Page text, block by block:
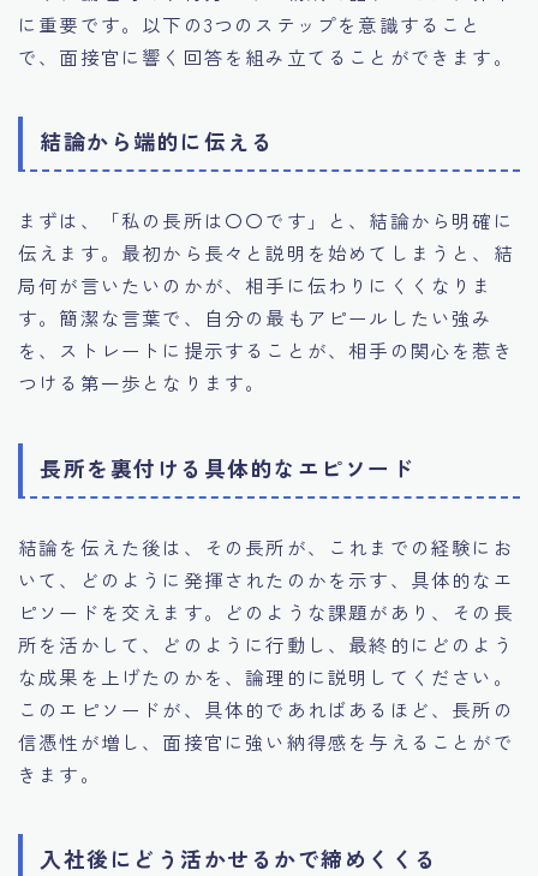
に重要です。以下の3つのステップを意識すること
で、面接官に響く回答を組み立てることができます。
結論から端的に伝える
まずは、「私の長所は〇〇です」と、結論から明確に
伝えます。最初から長々と説明を始めてしまうと、結
局何が言いたいのかが、相手に伝わりにくくなりま
す。簡潔な言葉で、自分の最もアピールしたい強み
を、ストレートに提示することが、相手の関心を惹き
つける第一歩となります。
長所を裏付ける具体的なエピソード
結論を伝えた後は、その長所が、これまでの経験にお
いて、どのように発揮されたのかを示す、具体的なエ
ピソードを交えます。どのような課題があり、その長
所を活かして、どのように行動し、最終的にどのよう
な成果を上げたのかを、論理的に説明してください。
このエピソードが、具体的であればあるほど、長所の
信憑性が増し、面接官に強い納得感を与えることがで
きます。
入社後にどう活かせるかで締めくくる